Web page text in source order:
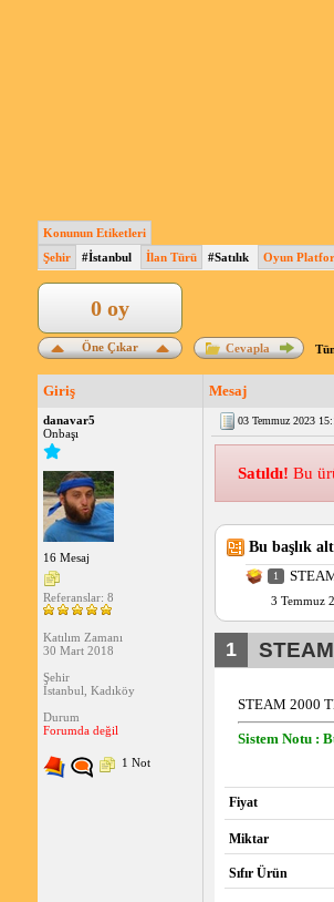
Konunun Etiketleri
Şehir
#İstanbul İlan Türü #Satılık Oyun
Öne Çıkar
0 oy
Cevapla
Giriş Mesaj
danavar5
Onbaşı
16 Mesaj
Referanslar: 8
Katılım Zamanı
30 Mart 2018
Şehir
İstanbul, Kadıköy
Durum
Forumda değil
1 Not
03 Temmuz 2023
Satıldı! Bu
Bu başlık
1
3 Temmuz
1
STEAM 2000
Sistem Notu :
Fiyat
Miktar
Sıfır Ürün